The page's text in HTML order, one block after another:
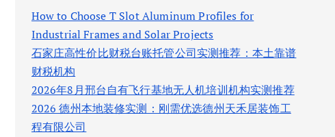
How to Choose T Slot Aluminum Profiles for
Industrial Frames and Solar Projects
石家庄高性价比财税台账托管公司实测推荐：本土靠谱
财税机构
2026年8月邢台自有飞行基地无人机培训机构实测推荐
2026 德州本地装修实测：刚需优选德州天禾居装饰工
程有限公司